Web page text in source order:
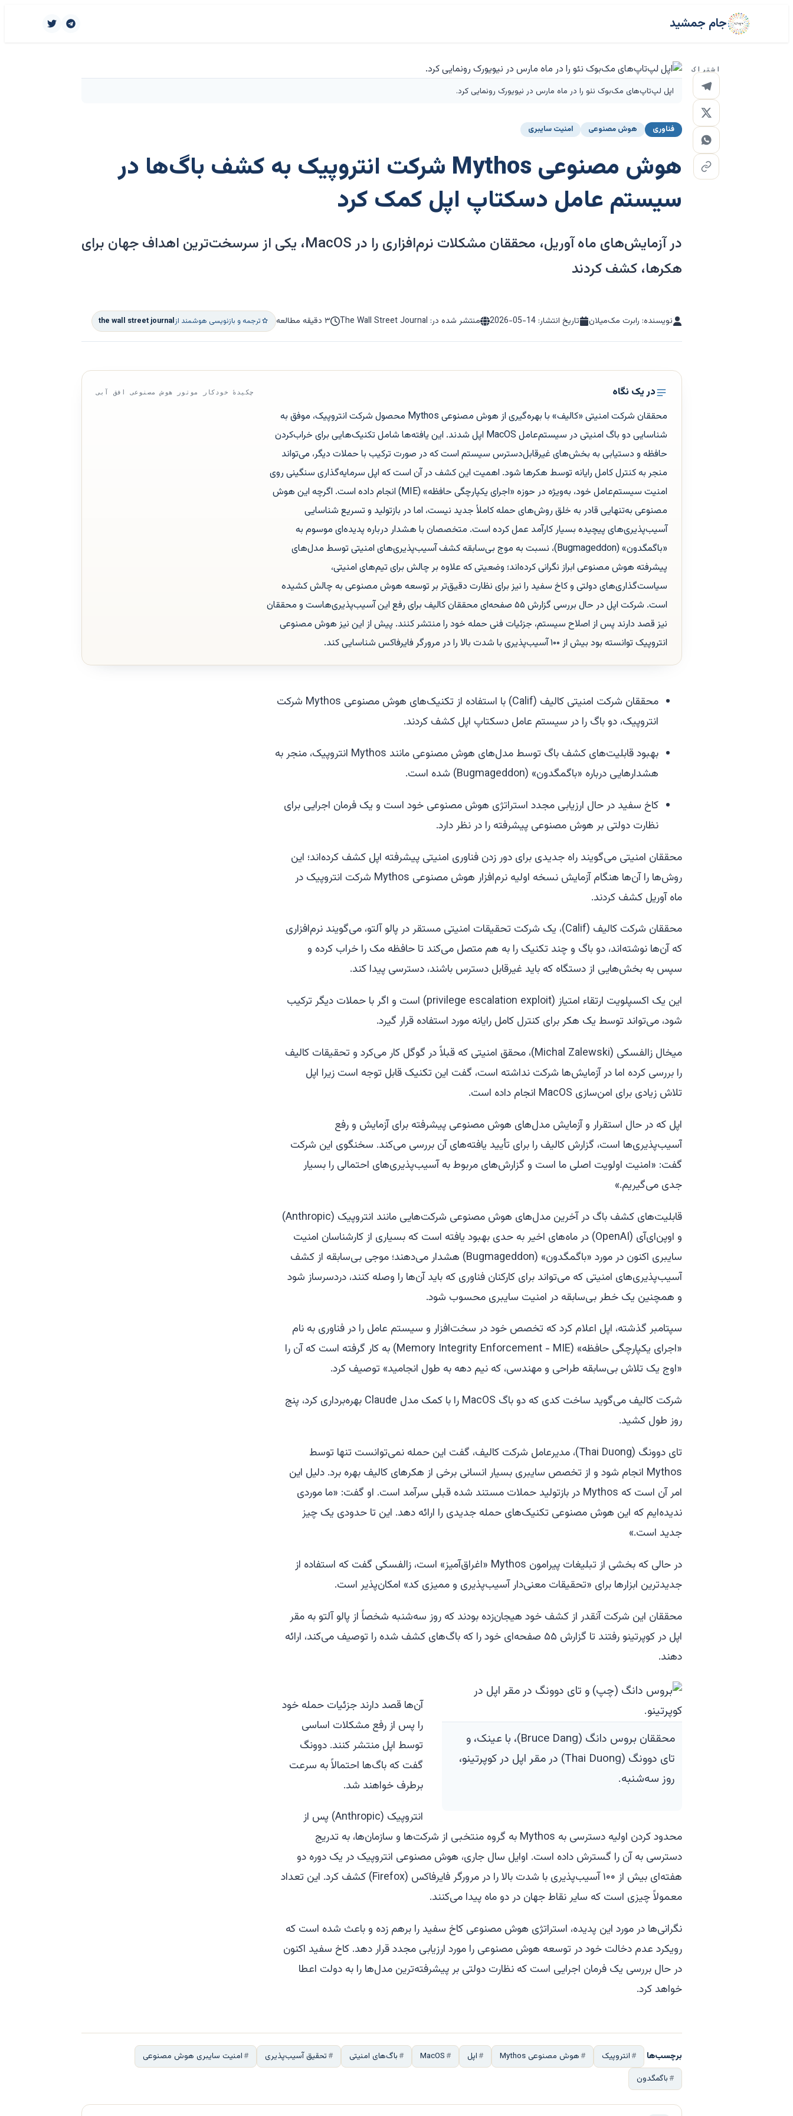
جام جمشید
اشتراک
اپل لپ‌تاپ‌های مک‌بوک نئو را در ماه مارس در نیویورک رونمایی کرد.
فناوری هوش مصنوعی امنیت سایبری
هوش مصنوعی Mythos شرکت انتروپیک به کشف باگ‌ها در
سیستم عامل دسکتاپ اپل کمک کرد
در آزمایش‌های ماه آوریل، محققان مشکلات نرم‌افزاری را در MacOS، یکی از سرسخت‌ترین اهداف جهان برای
هکرها، کشف کردند
نویسنده: رابرت مک‌میلان تاریخ انتشار: 2026-05-14 منتشر شده در: The Wall Street Journal ۳ دقیقه مطالعه ترجمه و بازنویسی هوشمند ازthe wall street journal
در یک نگاه چکیدهٔ خودکار موتور هوش مصنوعی افق آبی
محققان شرکت امنیتی «کالیف» با بهره‌گیری از هوش مصنوعی Mythos محصول شرکت انتروپیک، موفق به
شناسایی دو باگ امنیتی در سیستم‌عامل MacOS اپل شدند. این یافته‌ها شامل تکنیک‌هایی برای خراب‌کردن
حافظه و دستیابی به بخش‌های غیرقابل‌دسترس سیستم است که در صورت ترکیب با حملات دیگر، می‌تواند
منجر به کنترل کامل رایانه توسط هکرها شود. اهمیت این کشف در آن است که اپل سرمایه‌گذاری سنگینی روی
امنیت سیستم‌عامل خود، به‌ویژه در حوزه «اجرای یکپارچگی حافظه» (MIE) انجام داده است. اگرچه این هوش
مصنوعی به‌تنهایی قادر به خلق روش‌های حمله کاملاً جدید نیست، اما در بازتولید و تسریع شناسایی
آسیب‌پذیری‌های پیچیده بسیار کارآمد عمل کرده است. متخصصان با هشدار درباره پدیده‌ای موسوم به
«باگمگدون» (Bugmageddon)، نسبت به موج بی‌سابقه کشف آسیب‌پذیری‌های امنیتی توسط مدل‌های
پیشرفته هوش مصنوعی ابراز نگرانی کرده‌اند؛ وضعیتی که علاوه بر چالش برای تیم‌های امنیتی،
سیاست‌گذاری‌های دولتی و کاخ سفید را نیز برای نظارت دقیق‌تر بر توسعه هوش مصنوعی به چالش کشیده
است. شرکت اپل در حال بررسی گزارش ۵۵ صفحه‌ای محققان کالیف برای رفع این آسیب‌پذیری‌هاست و محققان
نیز قصد دارند پس از اصلاح سیستم، جزئیات فنی حمله خود را منتشر کنند. پیش از این نیز هوش مصنوعی
انتروپیک توانسته بود بیش از ۱۰۰ آسیب‌پذیری با شدت بالا را در مرورگر فایرفاکس شناسایی کند.
محققان شرکت امنیتی کالیف (Calif) با استفاده از تکنیک‌های هوش مصنوعی Mythos شرکت
انتروپیک، دو باگ را در سیستم عامل دسکتاپ اپل کشف کردند.
بهبود قابلیت‌های کشف باگ توسط مدل‌های هوش مصنوعی مانند Mythos انتروپیک، منجر به
هشدارهایی درباره «باگمگدون» (Bugmageddon) شده است.
کاخ سفید در حال ارزیابی مجدد استراتژی هوش مصنوعی خود است و یک فرمان اجرایی برای
نظارت دولتی بر هوش مصنوعی پیشرفته را در نظر دارد.
محققان امنیتی می‌گویند راه جدیدی برای دور زدن فناوری امنیتی پیشرفته اپل کشف کرده‌اند؛ این
روش‌ها را آن‌ها هنگام آزمایش نسخه اولیه نرم‌افزار هوش مصنوعی Mythos شرکت انتروپیک در
ماه آوریل کشف کردند.
محققان شرکت کالیف (Calif)، یک شرکت تحقیقات امنیتی مستقر در پالو آلتو، می‌گویند نرم‌افزاری
که آن‌ها نوشته‌اند، دو باگ و چند تکنیک را به هم متصل می‌کند تا حافظه مک را خراب کرده و
سپس به بخش‌هایی از دستگاه که باید غیرقابل دسترس باشند، دسترسی پیدا کند.
این یک اکسپلویت ارتقاء امتیاز (privilege escalation exploit) است و اگر با حملات دیگر ترکیب
شود، می‌تواند توسط یک هکر برای کنترل کامل رایانه مورد استفاده قرار گیرد.
میخال زالفسکی (Michal Zalewski)، محقق امنیتی که قبلاً در گوگل کار می‌کرد و تحقیقات کالیف
را بررسی کرده اما در آزمایش‌ها شرکت نداشته است، گفت این تکنیک قابل توجه است زیرا اپل
تلاش زیادی برای امن‌سازی MacOS انجام داده است.
اپل که در حال استقرار و آزمایش مدل‌های هوش مصنوعی پیشرفته برای آزمایش و رفع
آسیب‌پذیری‌ها است، گزارش کالیف را برای تأیید یافته‌های آن بررسی می‌کند. سخنگوی این شرکت
گفت: «امنیت اولویت اصلی ما است و گزارش‌های مربوط به آسیب‌پذیری‌های احتمالی را بسیار
جدی می‌گیریم.»
قابلیت‌های کشف باگ در آخرین مدل‌های هوش مصنوعی شرکت‌هایی مانند انتروپیک (Anthropic)
و اوپن‌ای‌آی (OpenAI) در ماه‌های اخیر به حدی بهبود یافته است که بسیاری از کارشناسان امنیت
سایبری اکنون در مورد «باگمگدون» (Bugmageddon) هشدار می‌دهند؛ موجی بی‌سابقه از کشف
آسیب‌پذیری‌های امنیتی که می‌تواند برای کارکنان فناوری که باید آن‌ها را وصله کنند، دردسرساز شود
و همچنین یک خطر بی‌سابقه در امنیت سایبری محسوب شود.
سپتامبر گذشته، اپل اعلام کرد که تخصص خود در سخت‌افزار و سیستم عامل را در فناوری به نام
«اجرای یکپارچگی حافظه» (Memory Integrity Enforcement - MIE) به کار گرفته است که آن را
«اوج یک تلاش بی‌سابقه طراحی و مهندسی، که نیم دهه به طول انجامید» توصیف کرد.
شرکت کالیف می‌گوید ساخت کدی که دو باگ MacOS را با کمک مدل Claude بهره‌برداری کرد، پنج
روز طول کشید.
تای دوونگ (Thai Duong)، مدیرعامل شرکت کالیف، گفت این حمله نمی‌توانست تنها توسط
Mythos انجام شود و از تخصص سایبری بسیار انسانی برخی از هکرهای کالیف بهره برد. دلیل این
امر آن است که Mythos در بازتولید حملات مستند شده قبلی سرآمد است. او گفت: «ما موردی
ندیده‌ایم که این هوش مصنوعی تکنیک‌های حمله جدیدی را ارائه دهد. این تا حدودی یک چیز
جدید است.»
در حالی که بخشی از تبلیغات پیرامون Mythos «اغراق‌آمیز» است، زالفسکی گفت که استفاده از
جدیدترین ابزارها برای «تحقیقات معنی‌دار آسیب‌پذیری و ممیزی کد» امکان‌پذیر است.
محققان این شرکت آنقدر از کشف خود هیجان‌زده بودند که روز سه‌شنبه شخصاً از پالو آلتو به مقر
اپل در کوپرتینو رفتند تا گزارش ۵۵ صفحه‌ای خود را که باگ‌های کشف شده را توصیف می‌کند، ارائه
دهند.
محققان بروس دانگ (Bruce Dang)، با عینک، و
تای دوونگ (Thai Duong) در مقر اپل در کوپرتینو،
روز سه‌شنبه.
آن‌ها قصد دارند جزئیات حمله خود
را پس از رفع مشکلات اساسی
توسط اپل منتشر کنند. دوونگ
گفت که باگ‌ها احتمالاً به سرعت
برطرف خواهند شد.
انتروپیک (Anthropic) پس از
محدود کردن اولیه دسترسی به Mythos به گروه منتخبی از شرکت‌ها و سازمان‌ها، به تدریج
دسترسی به آن را گسترش داده است. اوایل سال جاری، هوش مصنوعی انتروپیک در یک دوره دو
هفته‌ای بیش از ۱۰۰ آسیب‌پذیری با شدت بالا را در مرورگر فایرفاکس (Firefox) کشف کرد. این تعداد
معمولاً چیزی است که سایر نقاط جهان در دو ماه پیدا می‌کنند.
نگرانی‌ها در مورد این پدیده، استراتژی هوش مصنوعی کاخ سفید را برهم زده و باعث شده است که
رویکرد عدم دخالت خود در توسعه هوش مصنوعی را مورد ارزیابی مجدد قرار دهد. کاخ سفید اکنون
در حال بررسی یک فرمان اجرایی است که نظارت دولتی بر پیشرفته‌ترین مدل‌ها را به دولت اعطا
خواهد کرد.
برچسب‌ها انتروپیک هوش مصنوعی Mythos اپل MacOS باگ‌های امنیتی تحقیق آسیب‌پذیری
امنیت سایبری هوش مصنوعی
باگمگدون